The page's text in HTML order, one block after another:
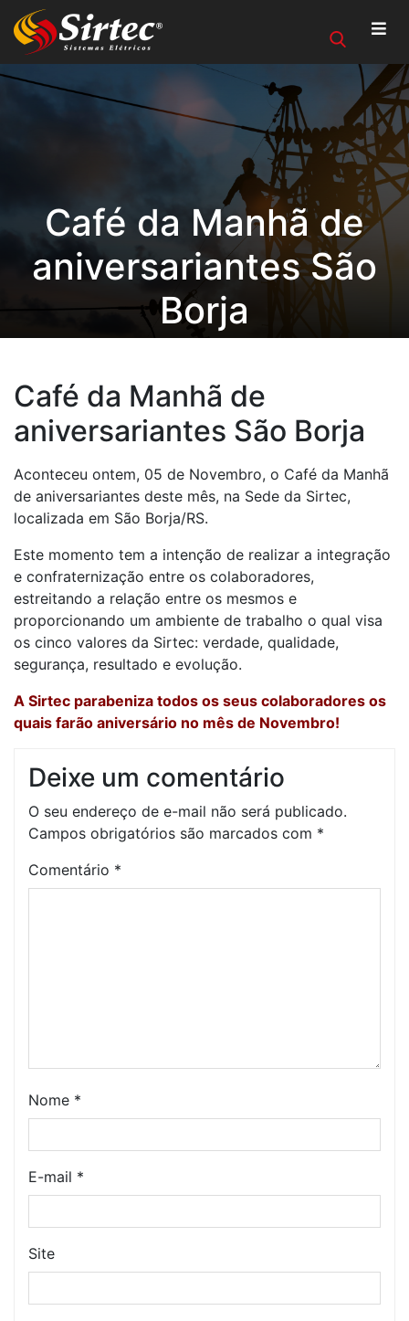
Café da Manhã de
aniversariantes São
Borja
Café da Manhã de
aniversariantes São Borja
Aconteceu ontem, 05 de Novembro, o Café da Manhã
de aniversariantes deste mês, na Sede da Sirtec,
localizada em São Borja/RS.
Este momento tem a intenção de realizar a integração
e confraternização entre os colaboradores,
estreitando a relação entre os mesmos e
proporcionando um ambiente de trabalho o qual visa
os cinco valores da Sirtec: verdade, qualidade,
segurança, resultado e evolução.
A Sirtec parabeniza todos os seus colaboradores os
quais farão aniversário no mês de Novembro!
Deixe um comentário
O seu endereço de e-mail não será publicado.
Campos obrigatórios são marcados com *
Comentário *
Nome *
E-mail *
Site